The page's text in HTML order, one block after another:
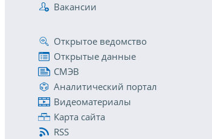
Вакансии
Открытое ведомство
Открытые данные
СМЭВ
Аналитический портал
Видеоматериалы
Карта сайта
RSS